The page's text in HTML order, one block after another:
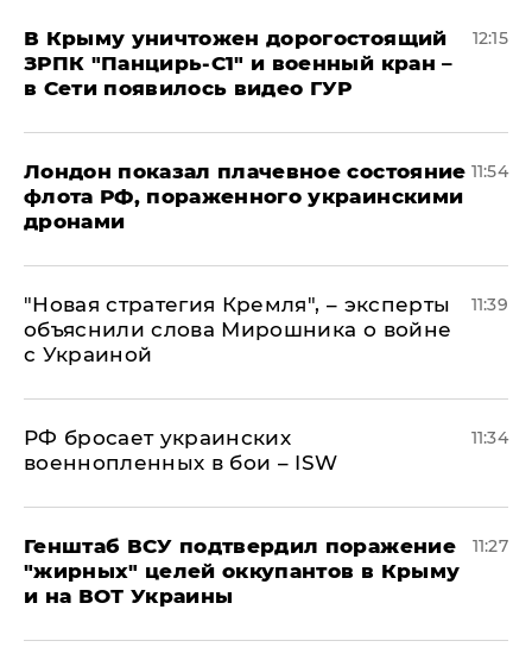
В Крыму уничтожен дорогостоящий
ЗРПК "Панцирь-С1" и военный кран –
в Сети появилось видео ГУР
12:15
Лондон показал плачевное состояние
флота РФ, пораженного украинскими
дронами
11:54
"Новая стратегия Кремля", – эксперты
объяснили слова Мирошника о войне
с Украиной
11:39
РФ бросает украинских
военнопленных в бои – ISW
11:34
Генштаб ВСУ подтвердил поражение
"жирных" целей оккупантов в Крыму
и на ВОТ Украины
11:27